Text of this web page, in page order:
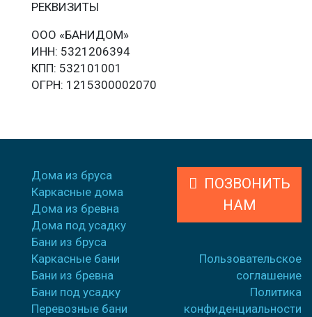
РЕКВИЗИТЫ
ООО «БАНИДОМ»
ИНН: 5321206394
КПП: 532101001
ОГРН: 1215300002070
Дома из бруса
Каркасные дома
Дома из бревна
Дома под усадку
Бани из бруса
Каркасные бани
Бани из бревна
Бани под усадку
Перевозные бани
ПОЗВОНИТЬ
НАМ
Пользовательское
соглашение
Политика
конфиденциальности